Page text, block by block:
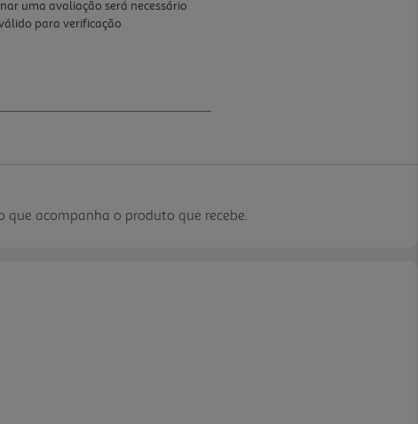
acompanha o produto que recebe.